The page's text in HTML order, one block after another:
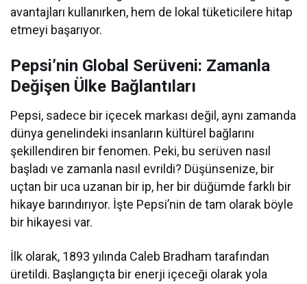
avantajları kullanırken, hem de lokal tüketicilere hitap
etmeyi başarıyor.
Pepsi’nin Global Serüveni: Zamanla
Değişen Ülke Bağlantıları
Pepsi, sadece bir içecek markası değil, aynı zamanda
dünya genelindeki insanların kültürel bağlarını
şekillendiren bir fenomen. Peki, bu serüven nasıl
başladı ve zamanla nasıl evrildi? Düşünsenize, bir
uçtan bir uca uzanan bir ip, her bir düğümde farklı bir
hikaye barındırıyor. İşte Pepsi’nin de tam olarak böyle
bir hikayesi var.
İlk olarak, 1893 yılında Caleb Bradham tarafından
üretildi. Başlangıçta bir enerji içeceği olarak yola